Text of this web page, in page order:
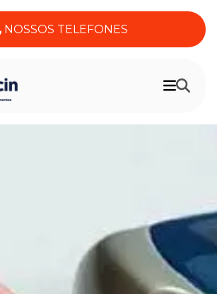
NOSSOS TELEFONES